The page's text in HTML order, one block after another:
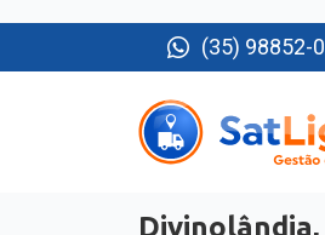
(35) 98852-
Divinolândia,